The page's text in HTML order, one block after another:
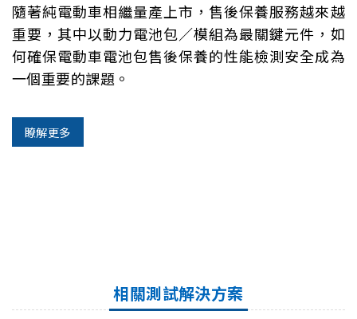
隨著純電動車相繼量產上市，售後保養服務越來越
重要，其中以動力電池包／模組為最關鍵元件，如
何確保電動車電池包售後保養的性能檢測安全成為
一個重要的課題。
瞭解更多
相關測試解決方案